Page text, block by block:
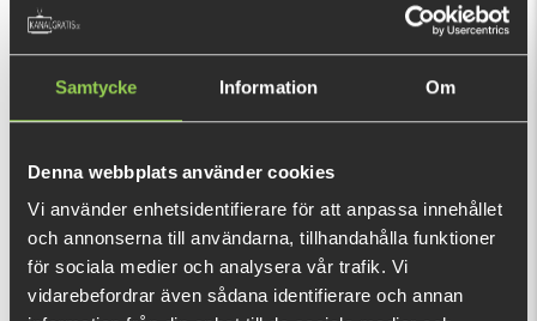
Samtycke Information Om
Denna webbplats använder cookies
Vi använder enhetsidentifierare för att anpassa innehållet
och annonserna till användarna, tillhandahålla funktioner
för sociala medier och analysera vår trafik. Vi
vidarebefordrar även sådana identifierare och annan
CWC Fluorocarbon Leader
€5.39
CWC Carbon Leader, 20''
€4.48